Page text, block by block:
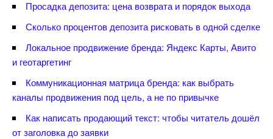
Просадка депозита: цена возврата и порядок выхода
Сколько процентов депозита рисковать в одной сделке
Локальное продвижение бренда: Яндекс Карты, Авито
и геотаргетин
Коммуникационная матрица бренда: как выбрать
каналы продвижения под цель, а не по привычке
Как написать продающий текст: чтобы читатель дошёл
от заголовка до заявки